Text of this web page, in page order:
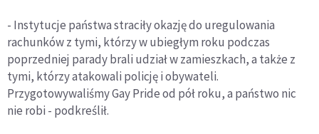
- Instytucje państwa straciły okazję do uregulowania
rachunków z tymi, którzy w ubiegłym roku podczas
poprzedniej parady brali udział w zamieszkach, a także z
tymi, którzy atakowali policję i obywateli.
Przygotowywaliśmy Gay Pride od pół roku, a państwo nic
nie robi - podkreślił.